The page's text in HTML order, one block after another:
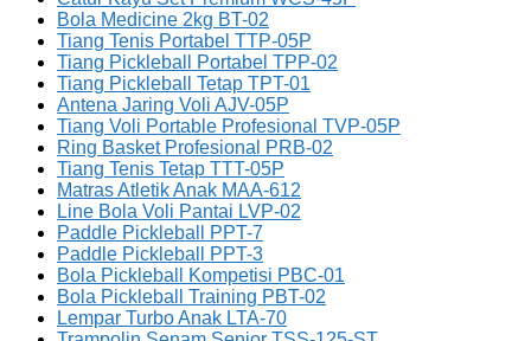
Bola Medicine 2kg BT-02
Tiang Tenis Portabel TTP-05P
Tiang Pickleball Portabel TPP-02
Tiang Pickleball Tetap TPT-01
Antena Jaring Voli AJV-05P
Tiang Voli Portable Profesional TVP-05P
Ring Basket Profesional PRB-02
Tiang Tenis Tetap TTT-05P
Matras Atletik Anak MAA-612
Line Bola Voli Pantai LVP-02
Paddle Pickleball PPT-7
Paddle Pickleball PPT-3
Bola Pickleball Kompetisi PBC-01
Bola Pickleball Training PBT-02
Lempar Turbo Anak LTA-70